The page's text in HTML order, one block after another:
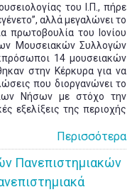
του Ι.Π., πήρε
αλλά μεγαλώνει το
πρωτοβουλία του Ιονίου
Μουσειακών Συλλογών
14 μουσειακών
στην Κέρκυρα για να
που διοργανώνει το
Νήσων με στόχο την
εξελίξεις της περιοχής
Περισσότερα
Πανεπιστημιακών